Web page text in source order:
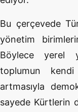
Bu çerçevede
yönetim
Böylece yerel
toplumun kendi
artmasıyla
sayede Kürtlerin